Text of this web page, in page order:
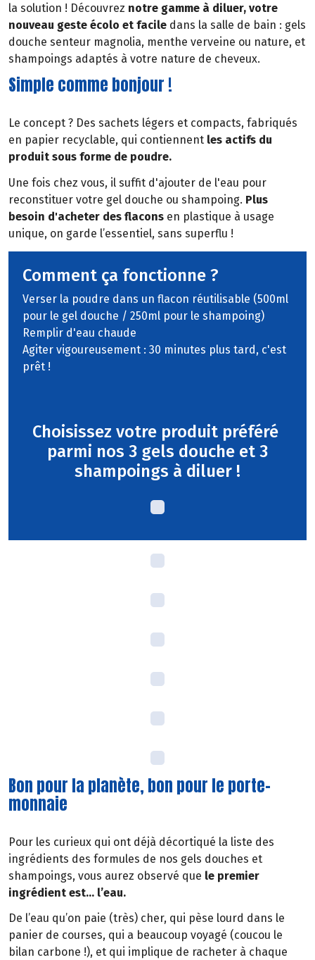
la solution ! Découvrez notre gamme à diluer, votre
nouveau geste écolo et facile dans la salle de bain : gels
douche senteur magnolia, menthe verveine ou nature, et
shampoings adaptés à votre nature de cheveux.
Simple comme bonjour !
Le concept ? Des sachets légers et compacts, fabriqués
en papier recyclable, qui contiennent les actifs du
produit sous forme de poudre.
Une fois chez vous, il suffit d'ajouter de l'eau pour
reconstituer votre gel douche ou shampoing. Plus
besoin d'acheter des flacons en plastique à usage
unique, on garde l’essentiel, sans superflu !
Comment ça fonctionne ?
Verser la poudre dans un flacon réutilisable (500ml
pour le gel douche / 250ml pour le shampoing)
Remplir d'eau chaude
Agiter vigoureusement : 30 minutes plus tard, c'est
prêt !
Choisissez votre produit préféré
parmi nos 3 gels douche et 3
shampoings à diluer !
Bon pour la planète, bon pour le porte-
monnaie
Pour les curieux qui ont déjà décortiqué la liste des
ingrédients des formules de nos gels douches et
shampoings, vous aurez observé que le premier
ingrédient est… l’eau.
De l’eau qu’on paie (très) cher, qui pèse lourd dans le
panier de courses, qui a beaucoup voyagé (coucou le
bilan carbone !), et qui implique de racheter à chaque